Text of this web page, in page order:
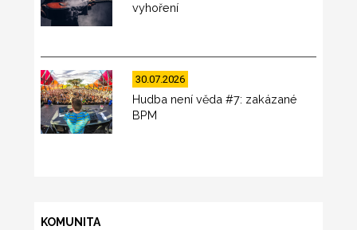
vyhoření
30.07.2026
Hudba není věda #7: zakázané
BPM
KOMUNITA